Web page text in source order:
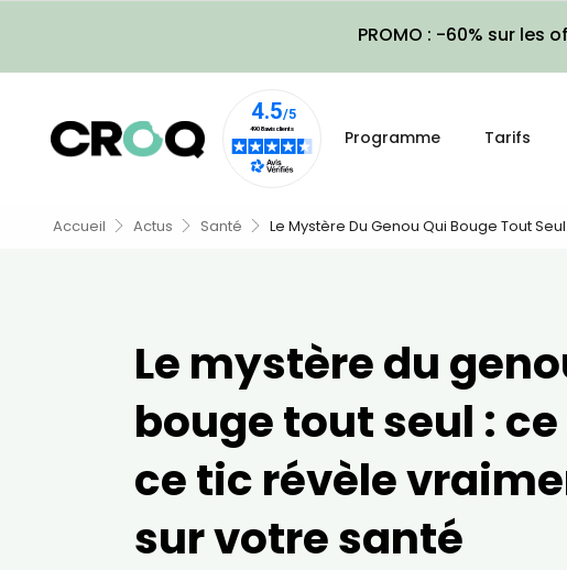
PROMO : -60% sur les
Programme Tarifs
Accueil Actus Santé Le Mystère Du Genou Qui Bouge Tout
Le mystère du
bouge tout seul :
ce tic révèle
sur votre santé